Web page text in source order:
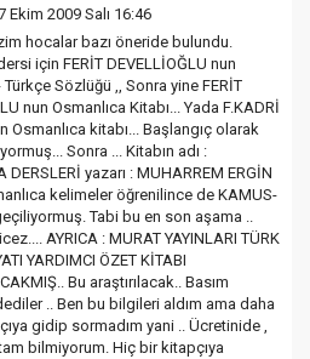
Ekim 2009 Salı 16:46
hocalar bazı öneride bulundu.
için FERİT DEVELLİOĞLU nun
Türkçe Sözlüğü ,, Sonra yine FERİT
nun Osmanlıca Kitabı... Yada F.KADRİ
Osmanlıca kitabı... Başlangıç olarak
Sonra ... Kitabın adı :
DERSLERİ yazarı : MUHARREM ERGİN
kelimeler öğrenilince de KAMUS-
Tabi bu en son aşama ..
AYRICA : MURAT YAYINLARI TÜRK
YARDIMCI ÖZET KİTABI
Bu araştırılacak.. Basım
.. Ben bu bilgileri aldım ama daha
gidip sormadım yani .. Ücretinide ,
bilmiyorum. Hiç bir kitapçıya